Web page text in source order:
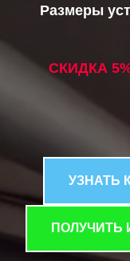
Размеры
СКИДКА
УЗНАТЬ
ПОЛУЧИТЬ